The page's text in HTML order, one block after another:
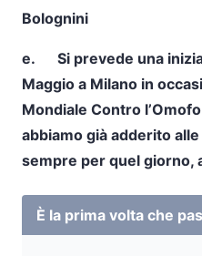
Bolognini
e. Si prevede una
Maggio a Milano in
Mondiale Contro
abbiamo già adderito
sempre per quel giorno,
È la prima volta che